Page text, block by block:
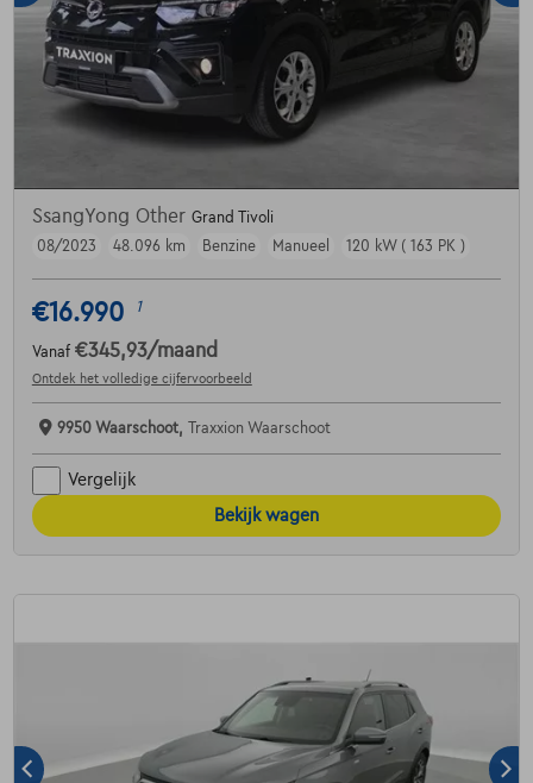
SsangYong Other Grand Tivoli
08/2023
48.096 km Benzine Manueel 120 kW ( 163 PK )
€16.990 1
Vanaf €345,93/maand
Ontdek het volledige cijfervoorbeeld
9950 Waarschoot, Traxxion Waarschoot
Vergelijk
Bekijk wagen